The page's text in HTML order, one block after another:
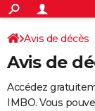
ACTUALITÉS
Politique
Société
Faits Divers
Education
Monde
Villes
+
SPORT
Coupe du monde
Football
Tennis
Cyclisme
Rugby
Forum
Programme TV
TNT
Streaming
Cinéma
Sorties cinéma
Musique
+FINANCE
Avis de décès
Avis de
Accédez
IMBO. Vous